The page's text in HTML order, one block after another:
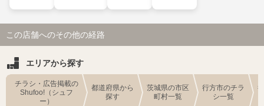
この店舗へのその他の経路
エリアから探す
チラシ・広告掲載の
Shufoo!（シュフ
ー）
都道府県から
探す
茨城県の市区
町村一覧
行方市のチラ
シ一覧